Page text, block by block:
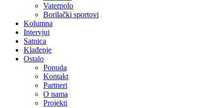
Vaterpolo
Borilački sportovi
Kolumna
Intervjui
Satnica
Klađenje
Ostalo
Ponuda
Kontakt
Partneri
O nama
Projekti